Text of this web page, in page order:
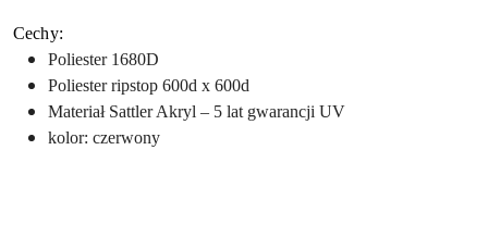
Cechy:
Poliester 1680D
Poliester ripstop 600d x 600d
Materiał Sattler Akryl – 5 lat gwarancji UV
kolor: czerwony